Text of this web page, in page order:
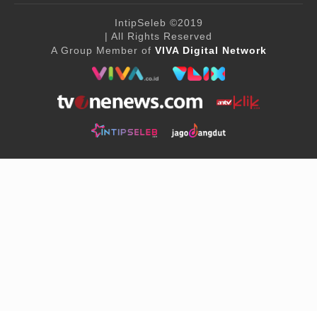
IntipSeleb ©2019
| All Rights Reserved
A Group Member of VIVA Digital Network